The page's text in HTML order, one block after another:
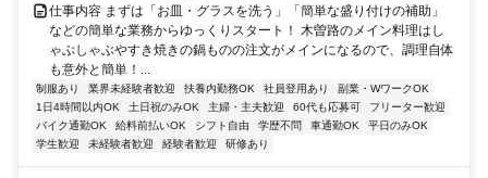
仕事内容 まずは「お皿・グラスを洗う」「簡単な盛り付けの補助」
などの簡単な業務からゆっくりスタート！ 木曽路のメイン料理はし
ゃぶしゃぶやすき焼きの鍋ものの注文がメインになるので、調理自体
も意外と簡単！...
制服あり 業界未経験者歓迎 扶養内勤務OK 社員登用あり
副業・WワークOK
1日4時間以内OK
土日祝のみOK 主婦・主夫歓迎 60代も応募可
フリーター歓迎
バイク通勤OK
給料前払いOK シフト自由 学歴不問 車通勤OK
平日のみOK
学生歓迎
未経験者歓迎 経験者歓迎 研修あり